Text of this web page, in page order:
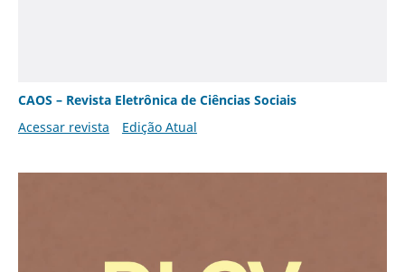
CAOS – Revista Eletrônica de Ciências Sociais
Acessar revista
Edição Atual